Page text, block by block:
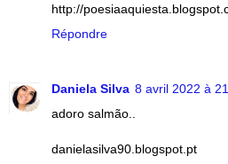
http://
Répondre
Daniela Silva 8 avril 2022 à
adoro salmão..
danielasilva90.blogspot.pt